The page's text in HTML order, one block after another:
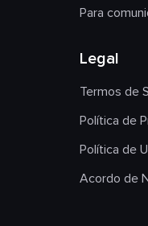
Para
Legal
Termos de
Política de
Política de
Acordo de